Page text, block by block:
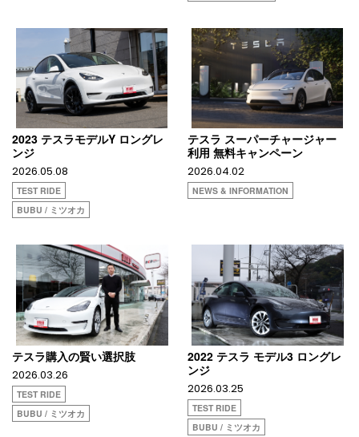
2023 テスラモデルY ロングレ
ンジ
2026.05.08
TEST RIDE
BUBU / ミツオカ
テスラ スーパーチャージャー
利用 無料キャンペーン
2026.04.02
NEWS & INFORMATION
テスラ購入の賢い選択肢
2026.03.26
TEST RIDE
BUBU / ミツオカ
2022 テスラ モデル3 ロングレ
ンジ
2026.03.25
TEST RIDE
BUBU / ミツオカ